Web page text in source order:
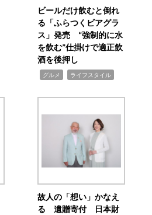
ビールだけ飲むと倒れ
る「ふらつくビアグラ
ス」発売 “強制的に水
を飲む”仕掛けで適正飲
酒を後押し
グルメ ライフスタイル
故人の「想い」かなえ
る 遺贈寄付 日本財